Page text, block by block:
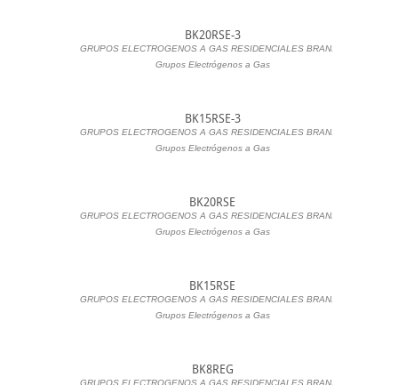
BK20RSE-3
GRUPOS ELECTROGENOS A GAS RESIDENCIALES BRANIK
Grupos Electrógenos a Gas
BK15RSE-3
GRUPOS ELECTROGENOS A GAS RESIDENCIALES BRANIK
Grupos Electrógenos a Gas
BK20RSE
GRUPOS ELECTROGENOS A GAS RESIDENCIALES BRANIK
Grupos Electrógenos a Gas
BK15RSE
GRUPOS ELECTROGENOS A GAS RESIDENCIALES BRANIK
Grupos Electrógenos a Gas
BK8REG
GRUPOS ELECTROGENOS A GAS RESIDENCIALES BRANIK